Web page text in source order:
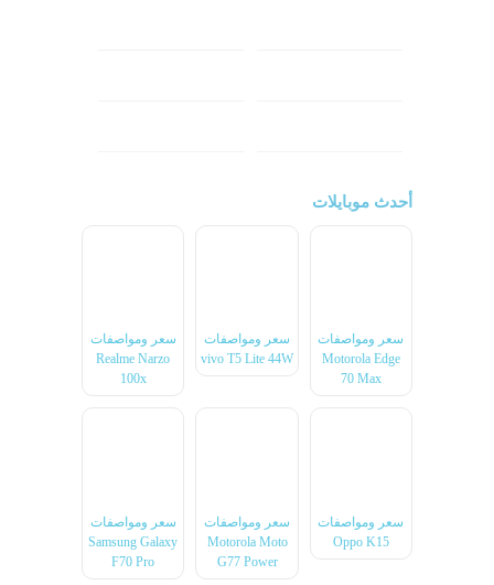
أحدث موبايلات
سعر ومواصفات
Motorola Edge
70 Max
سعر ومواصفات
vivo T5 Lite 44W
سعر ومواصفات
Realme Narzo
100x
سعر ومواصفات
Oppo K15
سعر ومواصفات
Motorola Moto
G77 Power
سعر ومواصفات
Samsung Galaxy
F70 Pro